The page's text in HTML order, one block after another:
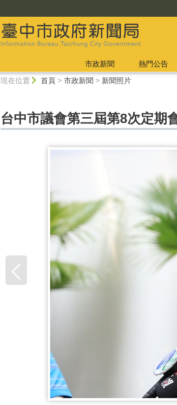
市政新聞 熱門公告
現在位置 首頁> 市政新聞 > 新聞照片
台中市議會第三屆第8次定期